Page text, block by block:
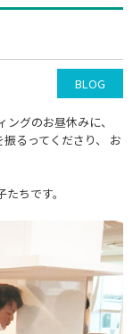
BLOG
グのお昼休みに、
るってくださり、 お
ちです。